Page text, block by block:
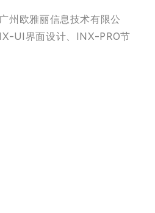
州欧雅丽信息技术有限公
UI界面设计、INX-PRO节